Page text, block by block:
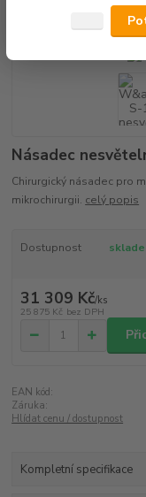
Násadec
Chirurgický násadec pro
mikrochirurgii. celý popis
Dostupnost
31 309 Kč/ks
25 875 Kč bez DPH
EAN kód:
Záruka:
Hlídat cenu / dostupnost
Kompletní specifikace